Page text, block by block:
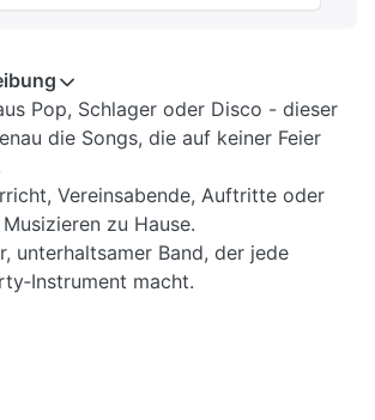
Pop, Schlager oder Disco - dieser
die Songs, die auf keiner Feier
Vereinsabende, Auftritte oder
zu Hause.
unterhaltsamer Band, der jede
macht.